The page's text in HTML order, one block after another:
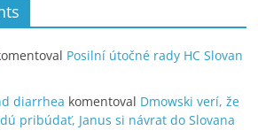
Posilní útočné rady HC Slovan
diarrhea komentoval Dmowski verí, že
pribúdať, Janus si návrat do Slovana